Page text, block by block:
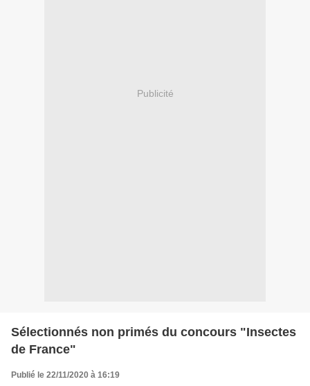
Publicité
Sélectionnés non primés du concours "Insectes
de France"
Publié le 22/11/2020 à 16:19